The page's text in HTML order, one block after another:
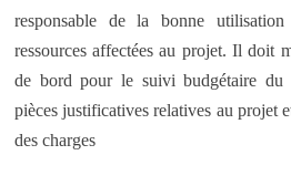
responsable de la bonne
ressources affectées au projet. Il doit
de bord pour le suivi budgétaire du
pièces justificatives relatives au projet
des charges